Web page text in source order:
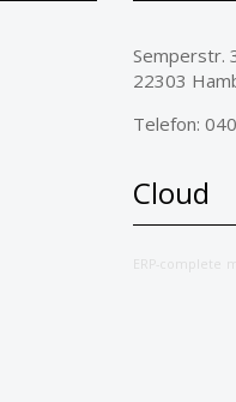
Semperstr.
22303
Telefon:
Cloud
ERP-complete